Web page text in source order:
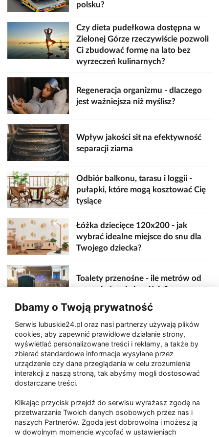
polsku?
Czy dieta pudełkowa dostępna w
Zielonej Górze rzeczywiście pozwoli
Ci zbudować formę na lato bez
wyrzeczeń kulinarnych?
Regeneracja organizmu - dlaczego
jest ważniejsza niż myślisz?
Wpływ jakości sit na efektywność
separacji ziarna
Odbiór balkonu, tarasu i loggii -
pułapki, które mogą kosztować Cię
tysiące
Łóżka dziecięce 120x200 - jak
wybrać idealne miejsce do snu dla
Twojego dziecka?
Toalety przenośne - ile metrów od
sceny, jedzenia i wejścia?
Zaatakował seniora na "kwadracie"
Akcja po pożarze w Gorzowie.
Ruszyła rozbiórka ściany spalonej
Paliwa
Dbamy o Twoją prywatność
Serwis lubuskie24.pl oraz nasi partnerzy używają plików
cookies, aby zapewnić prawidłowe działanie strony,
wyświetlać personalizowane treści i reklamy, a także by
zbierać standardowe informacje wysyłane przez
urządzenie czy dane przeglądania w celu zrozumienia
interakcji z naszą stroną, tak abyśmy mogli dostosować
dostarczane treści.
Klikając przycisk przejdź do serwisu wyrażasz zgodę na
przetwarzanie Twoich danych osobowych przez nas i
naszych Partnerów. Zgoda jest dobrowolna i możesz ją
w dowolnym momencie wycofać w ustawieniach